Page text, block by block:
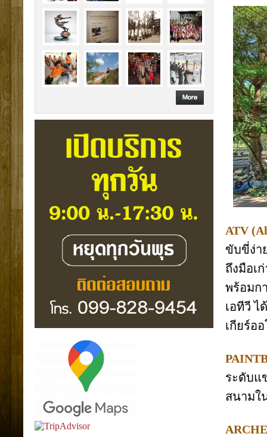
ATV
ขับขี่ง่า
ถึงมือเ
พร้อมก
เอทีวี ไ
เกียร์อ
ระดับแ
สนามใ